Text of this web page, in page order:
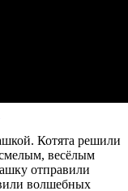
Котята решили
весёлым
отправили
волшебных